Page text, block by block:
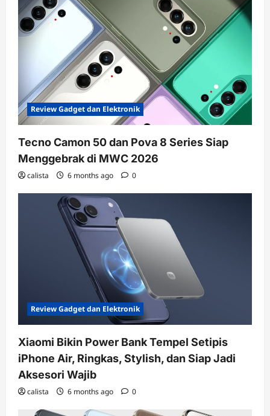
Review Gadget dan Elektronik
Tecno Camon 50 dan Pova 8 Series Siap
Menggebrak di MWC 2026
calista 6 months ago 0
Review Gadget dan Elektronik
Xiaomi Bikin Power Bank Tempel Setipis
iPhone Air, Ringkas, Stylish, dan Siap Jadi
Aksesori Wajib
calista 6 months ago 0